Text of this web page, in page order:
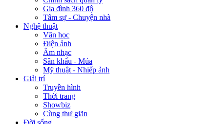
Gia đình 360 độ
Tâm sự - Chuyện nhà
Nghệ thuật
Văn học
Điện ảnh
Âm nhạc
Sân khấu - Múa
Mỹ thuật - Nhiếp ảnh
Giải trí
Truyền hình
Thời trang
Showbiz
Cùng thư giãn
Đời sống